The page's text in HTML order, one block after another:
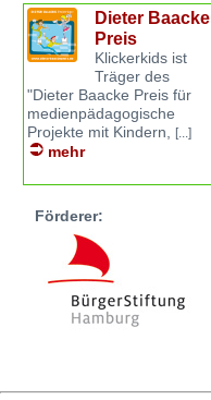
Dieter Baacke
Preis
Klickerkids ist
Träger des
"Dieter Baacke Preis für
medienpädagogische
Projekte mit Kindern, [...]
mehr
Förderer: